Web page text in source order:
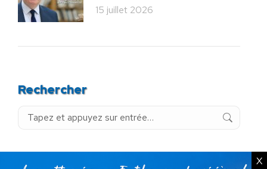
15 juillet 2026
Rechercher
Recherche
X